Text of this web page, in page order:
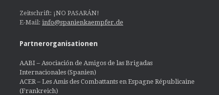
Zeitschrift: ¡NO PASARÁN!
E-Mail: info@spanienkaempfer.de
Partnerorganisationen
AABI – Asociación de Amigos de las Brigadas
Internacionales (Spanien)
ACER – Les Amis des Combattants en Espagne Républicaine
(Frankreich)